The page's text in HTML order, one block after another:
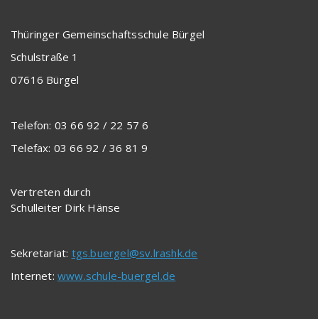
Thüringer Gemeinschaftsschule Bürgel
Schulstraße 1
07616 Bürgel
Telefon: 03 66 92 / 22 57 6
Telefax: 03 66 92 / 36 81 9
Vertreten durch
Schulleiter Dirk Hänse
Sekretariat: tgs.buergel@sv.lrashk.de
Internet: www.schule-buergel.de